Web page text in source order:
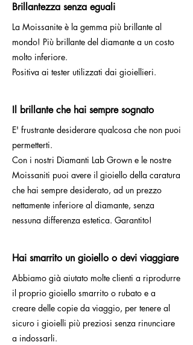
Brillantezza senza eguali
La Moissanite è la gemma più brillante al
mondo! Più brillante del diamante a un costo
molto inferiore.
Positiva ai tester utilizzati dai gioiellieri.
Il brillante che hai sempre sognato
E' frustrante desiderare qualcosa che non puoi
permetterti.
Con i nostri Diamanti Lab Grown e le nostre
Moissaniti puoi avere il gioiello della caratura
che hai sempre desiderato, ad un prezzo
nettamente inferiore al diamante, senza
nessuna differenza estetica. Garantito!
Hai smarrito un gioiello o devi viaggiare
Abbiamo già aiutato molte clienti a riprodurre
il proprio gioiello smarrito o rubato e a
creare delle copie da viaggio, per tenere al
sicuro i gioielli più preziosi senza rinunciare
a indossarli.